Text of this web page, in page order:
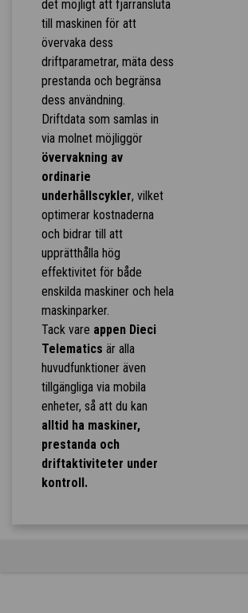
det möjligt att fjärransluta
till maskinen för att
övervaka dess
driftparametrar, mäta dess
prestanda och begränsa
dess användning.
Driftdata som samlas in
via molnet möjliggör
övervakning av
ordinarie
underhållscykler, vilket
optimerar kostnaderna
och bidrar till att
upprätthålla hög
effektivitet för både
enskilda maskiner och hela
maskinparker.
Tack vare appen Dieci
Telematics är alla
huvudfunktioner även
tillgängliga via mobila
enheter, så att du kan
alltid ha maskiner,
prestanda och
driftaktiviteter under
kontroll.